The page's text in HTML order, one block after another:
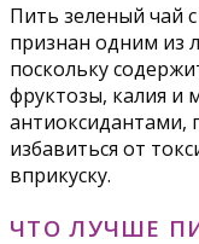
Пить зеленый чай
признан одним из
поскольку
фруктозы, калия и
избавиться от
вприкуску.
ЧТО ЛУЧШЕ